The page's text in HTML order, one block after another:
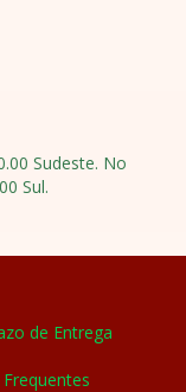
Sudeste. No
Sul.
de Entrega